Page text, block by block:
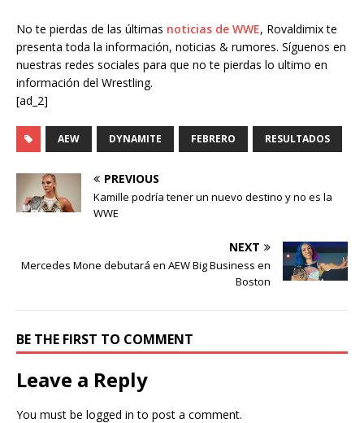
No te pierdas de las últimas noticias de WWE, Rovaldimix te
presenta toda la información, noticias & rumores. Síguenos en
nuestras redes sociales para que no te pierdas lo ultimo en
información del Wrestling.
[ad_2]
AEW DYNAMITE FEBRERO RESULTADOS
PREVIOUS
Kamille podría tener un nuevo destino y no es la
WWE
NEXT
Mercedes Mone debutará en AEW Big Business en
Boston
BE THE FIRST TO COMMENT
Leave a Reply
You must be logged in to post a comment.